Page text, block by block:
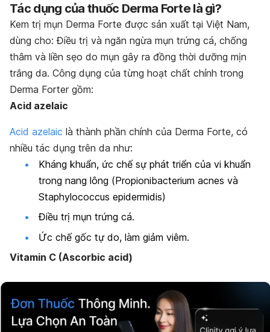
Tác dụng của thuốc Derma Forte là gì?
Kem trị mụn Derma Forte được sản xuất tại Việt Nam,
dùng cho: Điều trị và ngăn ngừa mụn trứng cá, chống
thâm và liền sẹo do mụn gây ra đồng thời dưỡng mịn
trắng da. Công dụng của từng hoạt chất chính trong
Derma Forter gồm:
Acid azelaic
Acid azelaic là thành phần chính của Derma Forte, có
nhiều tác dụng trên da như:
Kháng khuẩn, ức chế sự phát triển của vi khuẩn
trong nang lông (Propionibacterium acnes và
Staphylococcus epidermidis)
Điều trị mụn trứng cá.
Ức chế gốc tự do, làm giảm viêm.
Vitamin C (Ascorbic acid)